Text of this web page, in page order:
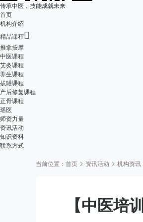
传承中医，技能成就未来
首页
机构介绍
精品课程
推拿按摩
中医课程
艾灸课程
养生课程
拔罐课程
产后修复课程
正骨课程
瑶医
师资力量
资讯活动
知识资料
联系方式
当前位置： 首页 资讯活动 机构资讯
【中医培